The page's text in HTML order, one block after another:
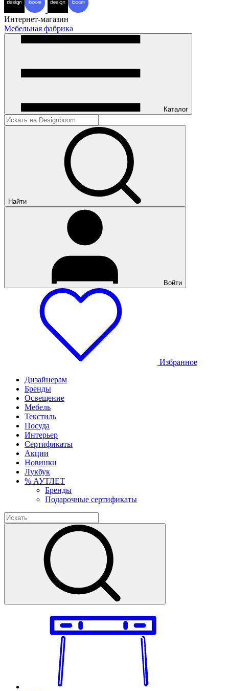
Интернет-магазин
Мебельная фабрика
Каталог
Найти
Войти
Избранное
Дизайнерам
Бренды
Освещение
Мебель
Текстиль
Посуда
Интерьер
Сертификаты
Акции
Новинки
Лукбук
% АУТЛЕТ
Бренды
Подарочные сертификаты